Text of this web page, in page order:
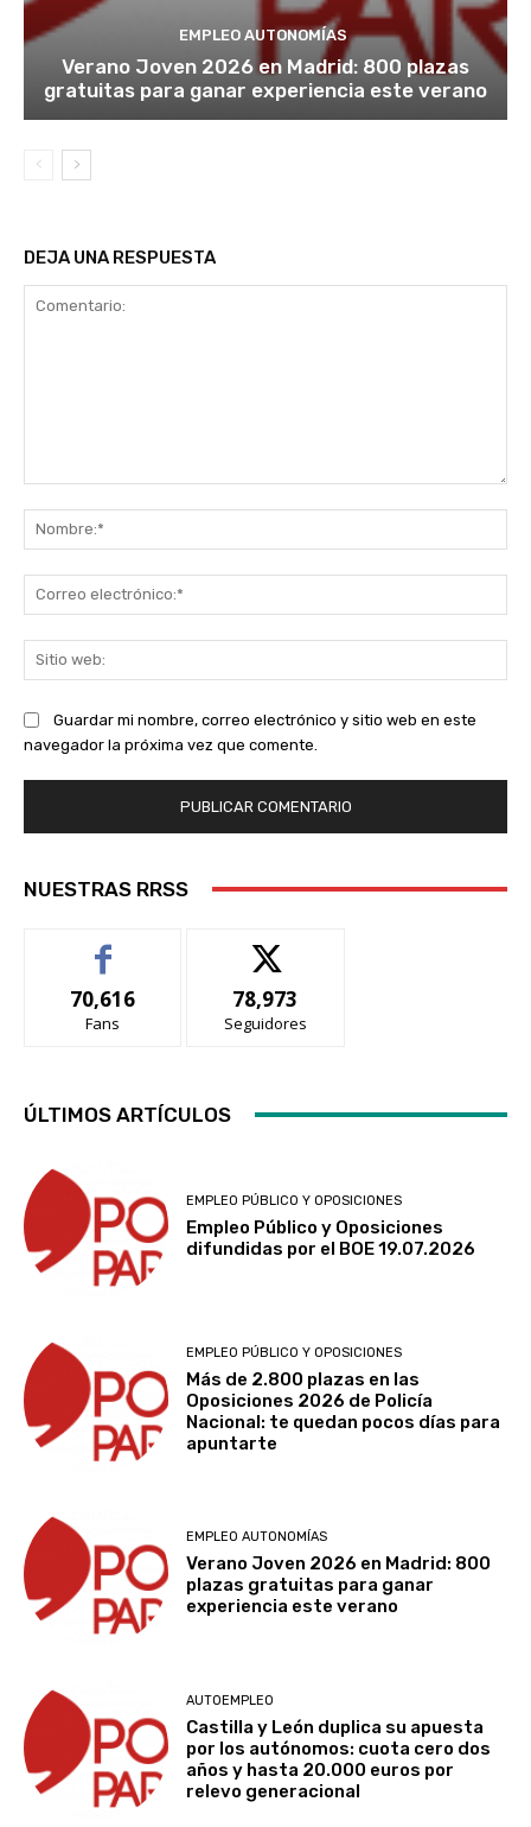
EMPLEO AUTONOMÍAS
Verano Joven 2026 en Madrid: 800 plazas
gratuitas para ganar experiencia este verano
DEJA UNA RESPUESTA
Guardar mi nombre, correo electrónico y sitio web en este
navegador la próxima vez que comente.
NUESTRAS RRSS
70,616
Fans
78,973
Seguidores
ÚLTIMOS ARTÍCULOS
EMPLEO PÚBLICO Y OPOSICIONES
Empleo Público y Oposiciones
difundidas por el BOE 19.07.2026
EMPLEO PÚBLICO Y OPOSICIONES
Más de 2.800 plazas en las
Oposiciones 2026 de Policía
Nacional: te quedan pocos días para
apuntarte
EMPLEO AUTONOMÍAS
Verano Joven 2026 en Madrid: 800
plazas gratuitas para ganar
experiencia este verano
AUTOEMPLEO
Castilla y León duplica su apuesta
por los autónomos: cuota cero dos
años y hasta 20.000 euros por
relevo generacional